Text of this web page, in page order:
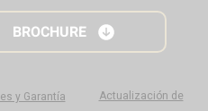
BROCHURE
y Garantía
Actualización de